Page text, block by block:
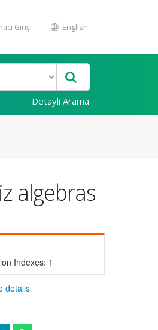
Girişi English
Detaylı Arama
algebras
Indexes: 1
details